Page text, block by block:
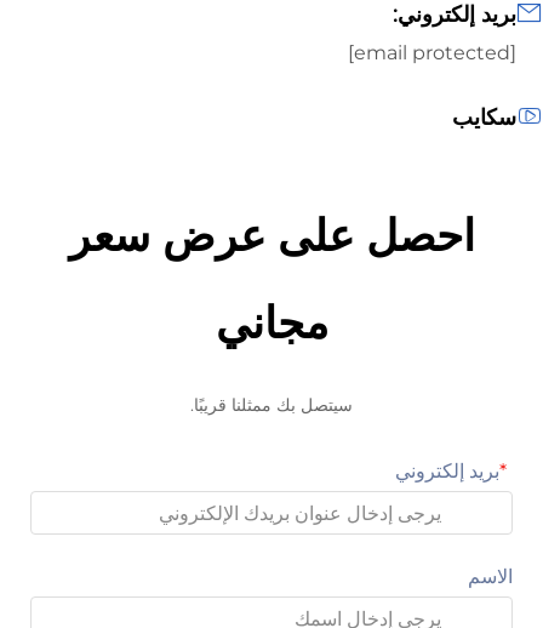
بريد إلكتروني:
[email protected]
سكايب
احصل على عرض سعر
مجاني
سيتصل بك ممثلنا قريبًا.
بريد إلكتروني
الاسم